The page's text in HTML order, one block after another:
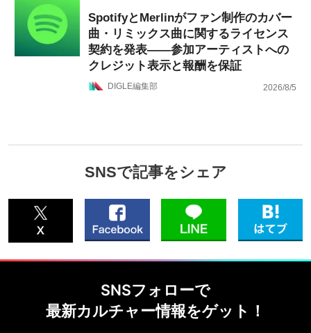
SpotifyとMerlinがファン制作のカバー
曲・リミックス曲に関するライセンス
契約を発表——参加アーティストへの
クレジット表示と報酬を保証
DIGLE編集部 2026/8/5
SNSで記事をシェア
SNSフォローで
最新カルチャー情報をゲット！